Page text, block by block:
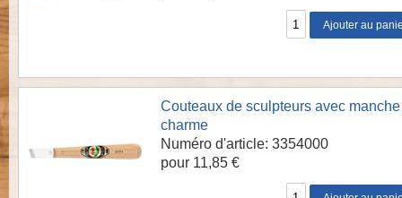
Couteaux de sculpteurs avec
charme
Numéro d'article: 3354000
pour 11,85 €